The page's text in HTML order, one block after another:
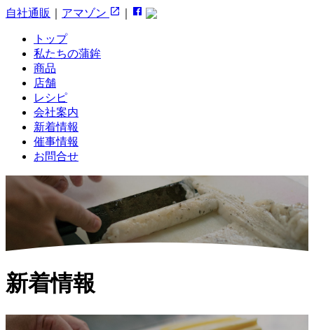
自社通販 アマゾン
トップ
私たちの蒲鉾
商品
店舗
レシピ
会社案内
新着情報
催事情報
お問合せ
新着情報